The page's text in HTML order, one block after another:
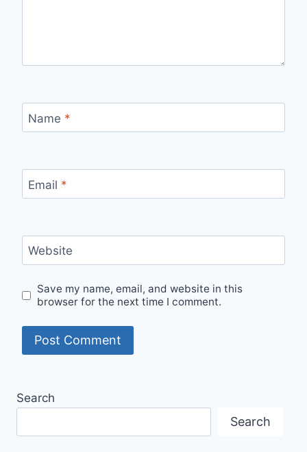
Name *
Email *
Website
Save my name, email, and website in this
browser for the next time I comment.
Search
Search